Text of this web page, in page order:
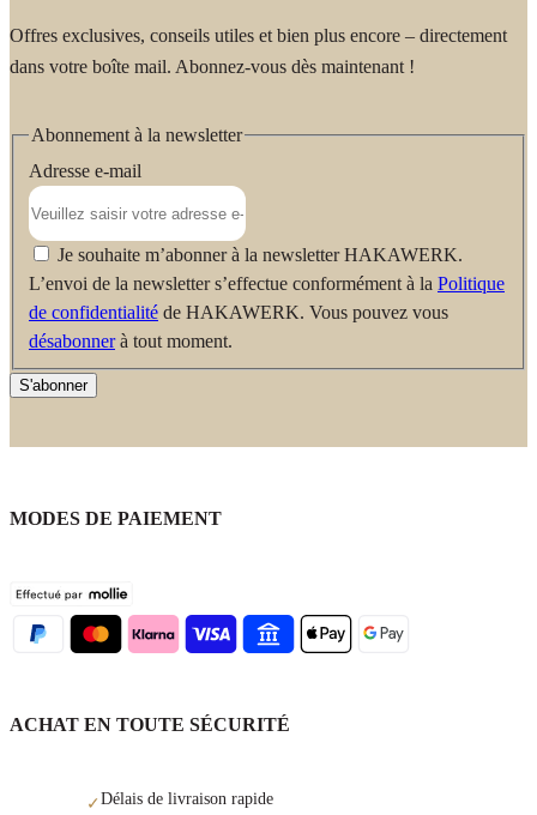
Offres exclusives, conseils utiles et bien plus encore – directement
dans votre boîte mail. Abonnez-vous dès maintenant !
Abonnement à la newsletter
Adresse e-mail
Je souhaite m’abonner à la newsletter HAKAWERK.
L’envoi de la newsletter s’effectue conformément à la Politique
de confidentialité de HAKAWERK. Vous pouvez vous
désabonnerà tout moment.
S'abonner
MODES DE PAIEMENT
ACHAT EN TOUTE SÉCURITÉ
✓Délais de livraison rapide